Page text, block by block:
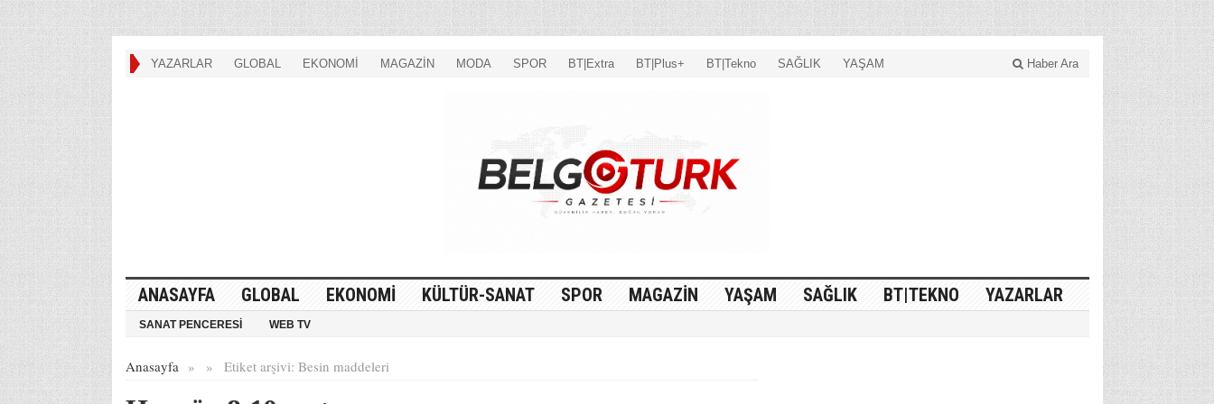
YAZARLAR GLOBAL EKONOMİ MAGAZİN MODA SPOR BT|Extra BT|Plus+ BT|Tekno SAĞLIK YAŞAM Haber Ara
ANASAYFA GLOBAL EKONOMİ KÜLTÜR-SANAT SPOR MAGAZİN YAŞAM SAĞLIK BT|TEKNO YAZARLAR
SANAT PENCERESİ WEB TV
Anasayfa » Etiket arşivi:
» Besin maddeleri